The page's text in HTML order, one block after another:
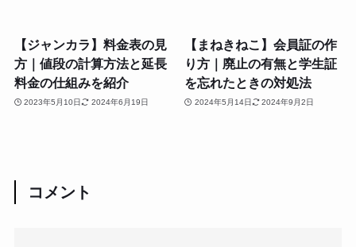
【ジャンカラ】料金表の見
方｜値段の計算方法と延長
料金の仕組みを紹介
2023年5月10日 2024年6月19日
【まねきねこ】会員証の作
り方｜廃止の有無と学生証
を忘れたときの対処法
2024年5月14日 2024年9月2日
コメント